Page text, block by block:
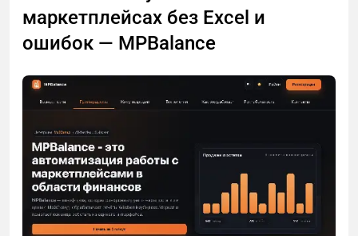
маркетплейсах без Excel и
ошибок — MPBalance